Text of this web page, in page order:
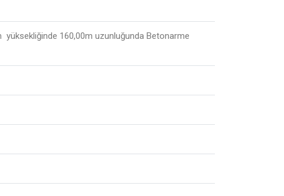
yüksekliğinde 160,00m uzunluğunda Betonarme